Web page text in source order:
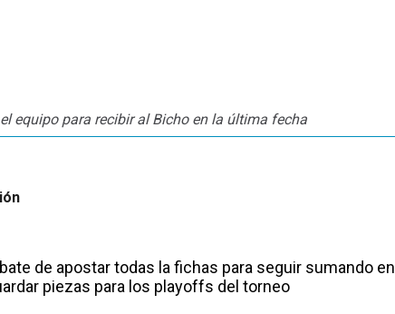
equipo para recibir al Bicho en la última fecha
de apostar todas la fichas para seguir sumando en
piezas para los playoffs del torneo